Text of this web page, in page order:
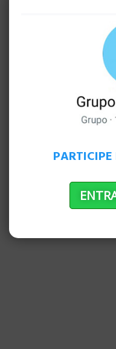
poder de
fosse suficiente
É fácil querer se
confortável em
conhecemos
Não quando
sangue de Cristo,
igrejas e mundo …